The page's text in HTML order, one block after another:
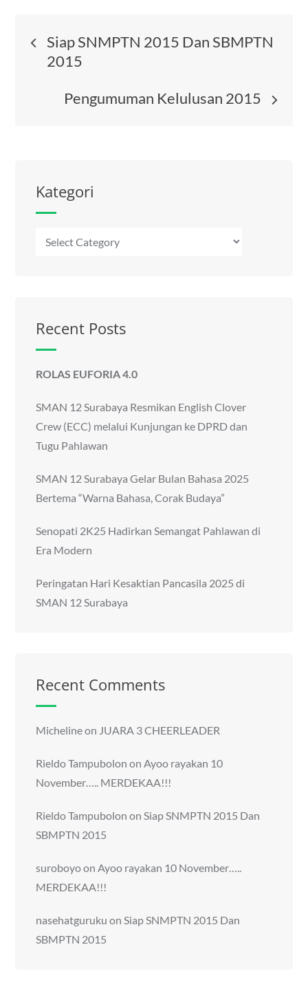
Post
navigation
Siap SNMPTN 2015 Dan SBMPTN
2015
Pengumuman Kelulusan 2015
Kategori
Kategori
Recent Posts
ROLAS EUFORIA 4.0
SMAN 12 Surabaya Resmikan English Clover
Crew (ECC) melalui Kunjungan ke DPRD dan
Tugu Pahlawan
SMAN 12 Surabaya Gelar Bulan Bahasa 2025
Bertema “Warna Bahasa, Corak Budaya”
Senopati 2K25 Hadirkan Semangat Pahlawan di
Era Modern
Peringatan Hari Kesaktian Pancasila 2025 di
SMAN 12 Surabaya
Recent Comments
Michelineon JUARA 3 CHEERLEADER
Rieldo Tampubolon onAyoo rayakan 10
November….. MERDEKAA!!!
Rieldo Tampubolon onSiap SNMPTN 2015 Dan
SBMPTN 2015
suroboyoonAyoo rayakan 10 November…..
MERDEKAA!!!
nasehatguruku onSiap SNMPTN 2015 Dan
SBMPTN 2015